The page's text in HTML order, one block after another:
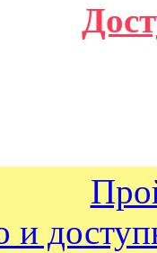
и